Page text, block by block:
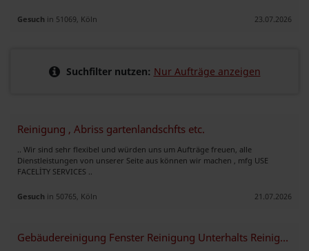
Gesuch in 51069, Köln 23.07.2026
Suchfilter nutzen: Nur Aufträge anzeigen
Reinigung , Abriss gartenlandschfts etc.
.. Wir sind sehr flexibel und würden uns um Aufträge freuen, alle
Dienstleistungen von unserer Seite aus können wir machen , mfg USE
FACELİTY SERVICES ..
Gesuch in 50765, Köln 21.07.2026
Gebäudereinigung Fenster Reinigung Unterhalts Reinigung